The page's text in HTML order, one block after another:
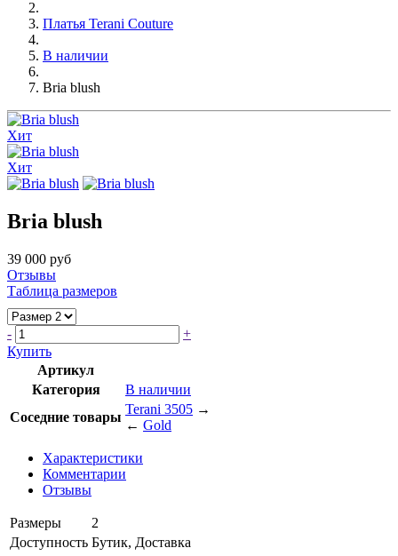
Платья Terani Couture
В наличии
Bria blush
Хит
Хит
Bria blush
39 000 руб
Отзывы
Таблица размеров
-
+
Купить
Артикул
Категория
В наличии
Соседние товары
Terani 3505 →
← Gold
Характеристики
Комментарии
Отзывы
Размеры
2
Доступность Бутик, Доставка